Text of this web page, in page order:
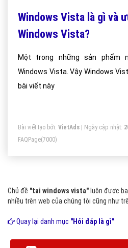
Windows Vista là gì và
Windows Vista?
Một trong những sản phẩm
Windows Vista. Vậy Windows Vista là gì ? Hãy tìm hiểu
bài viết này
Bài viết tạo bởi: VietAds | Ngày cập nhật:
FAQPage(7000)
Chủ đề "tai windows vista" luôn được
nhiều trên web của chúng tôi cũng như
Quay lại danh mục "Hỏi đáp là gì"